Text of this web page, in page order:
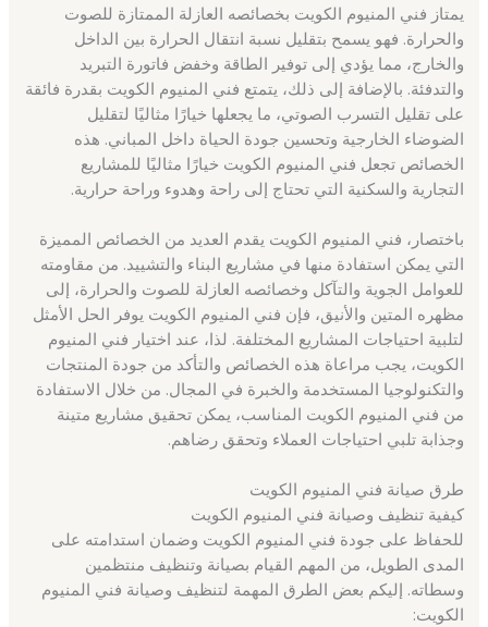
يمتاز فني المنيوم الكويت بخصائصه العازلة الممتازة للصوت
والحرارة. فهو يسمح بتقليل نسبة انتقال الحرارة بين الداخل
والخارج، مما يؤدي إلى توفير الطاقة وخفض فاتورة التبريد
والتدفئة. بالإضافة إلى ذلك، يتمتع فني المنيوم الكويت بقدرة فائقة
على تقليل التسرب الصوتي، ما يجعلها خيارًا مثاليًا لتقليل
الضوضاء الخارجية وتحسين جودة الحياة داخل المباني. هذه
الخصائص تجعل فني المنيوم الكويت خيارًا مثاليًا للمشاريع
التجارية والسكنية التي تحتاج إلى راحة وهدوء وراحة حرارية.
باختصار، فني المنيوم الكويت يقدم العديد من الخصائص المميزة
التي يمكن استفادة منها في مشاريع البناء والتشييد. من مقاومته
للعوامل الجوية والتآكل وخصائصه العازلة للصوت والحرارة، إلى
مظهره المتين والأنيق، فإن فني المنيوم الكويت يوفر الحل الأمثل
لتلبية احتياجات المشاريع المختلفة. لذا، عند اختيار فني المنيوم
الكويت، يجب مراعاة هذه الخصائص والتأكد من جودة المنتجات
والتكنولوجيا المستخدمة والخبرة في المجال. من خلال الاستفادة
من فني المنيوم الكويت المناسب، يمكن تحقيق مشاريع متينة
وجذابة تلبي احتياجات العملاء وتحقق رضاهم.
طرق صيانة فني المنيوم الكويت
كيفية تنظيف وصيانة فني المنيوم الكويت
للحفاظ على جودة فني المنيوم الكويت وضمان استدامته على
المدى الطويل، من المهم القيام بصيانة وتنظيف منتظمين
وسطاته. إليكم بعض الطرق المهمة لتنظيف وصيانة فني المنيوم
الكويت: